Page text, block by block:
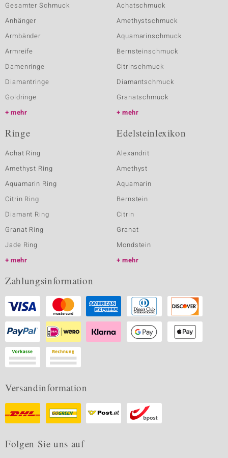
Gesamter Schmuck
Anhänger
Armbänder
Armreife
Damenringe
Diamantringe
Goldringe
mehr
Achatschmuck
Amethystschmuck
Aquamarinschmuck
Bernsteinschmuck
Citrinschmuck
Diamantschmuck
Granatschmuck
mehr
Ringe
Achat Ring
Amethyst Ring
Aquamarin Ring
Citrin Ring
Diamant Ring
Granat Ring
Jade Ring
mehr
Edelsteinlexikon
Alexandrit
Amethyst
Aquamarin
Bernstein
Citrin
Granat
Mondstein
mehr
Zahlungsinformation
Versandinformation
Folgen Sie uns auf